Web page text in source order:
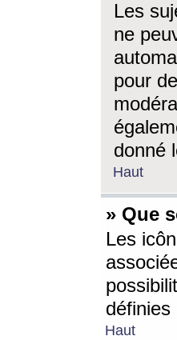
Les
ne
pour
donné
Haut
» Que
Les
définies
Haut